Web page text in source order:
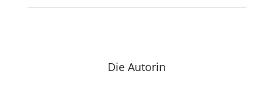
Die Autorin